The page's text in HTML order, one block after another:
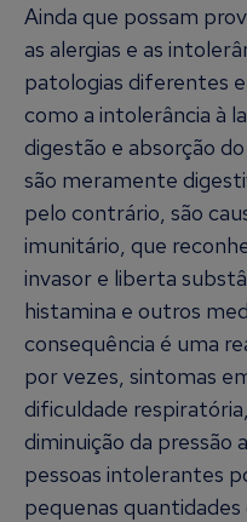
Ainda que possam
as alergias e as
patologias diferentes
como a intolerância à
digestão e absorção
são meramente
pelo contrário, são
imunitário, que
invasor e liberta
histamina e outros
consequência é uma
por vezes, sintomas
dificuldade
diminuição da pressão
pessoas intolerantes
pequenas